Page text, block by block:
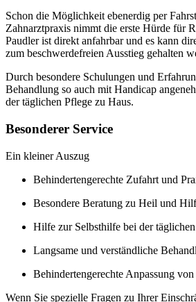
Schon die Möglichkeit ebenerdig per
Zahnarztpraxis nimmt die erste Hürde für
Paudler ist direkt anfahrbar und es kann
zum beschwerdefreien Ausstieg gehalten
Durch besondere Schulungen und
Behandlung so auch mit Handicap
der täglichen Pflege zu Haus.
Besonderer Service
Ein kleiner Auszug
Behindertengerechte Zufahrt und
Besondere Beratung zu Heil und
Hilfe zur Selbsthilfe bei der
Langsame und verständliche
Behindertengerechte Anpassung von
Wenn Sie spezielle Fragen zu Ihrer